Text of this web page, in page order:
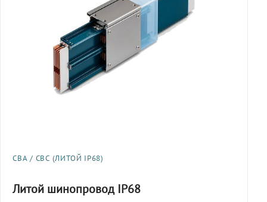
СВА / СВС (ЛИТОЙ IP68)
Литой шинопровод IP68